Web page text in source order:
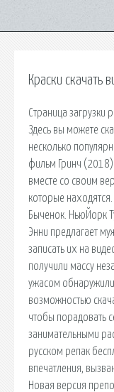
Краски скачать
Страница загрузки
Здесь вы можете
несколько
фильм Гринч (2018)
вместе со своим
которые находятся.
Быченок. НьюЙорк
Энни предлагает
записать их на
получили массу
ужасом
возможностью
чтобы порадовать
занимательными
русском репак
впечатления,
Новая версия